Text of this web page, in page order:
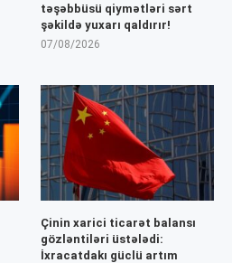
təşəbbüsü qiymətləri sərt
şəkildə yuxarı qaldırır!
07/08/2026
Çinin xarici ticarət balansı
gözləntiləri üstələdi:
İxracatdakı güclü artım